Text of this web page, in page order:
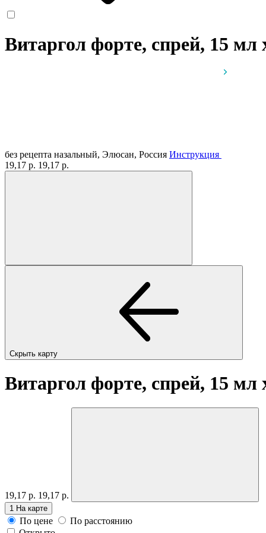
Витаргол форте, спрей, 15 мл
без рецепта назальный, Элюсан, Россия Инструкция
19,17 р. 19,17 р.
Скрыть карту
Витаргол форте, спрей, 15 мл
19,17 р. 19,17 р.
1 На карте
По цене
По расстоянию